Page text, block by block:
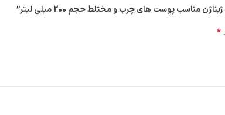
مناسب پوست های چرب و مختلط حجم 200 میلی لیتر”
*